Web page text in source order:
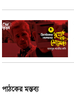
পাঠকের মন্তব্য